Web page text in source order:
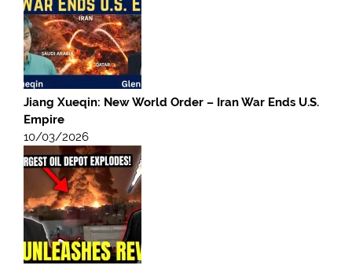
Jiang Xueqin: New World Order – Iran War Ends U.S.
Empire
10/03/2026